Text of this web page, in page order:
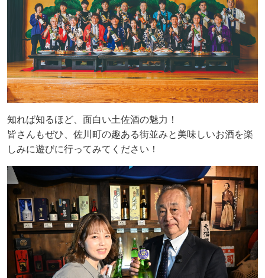
知れば知るほど、面白い土佐酒の魅力！
皆さんもぜひ、佐川町の趣ある街並みと美味しいお酒を楽
しみに遊びに行ってみてください！